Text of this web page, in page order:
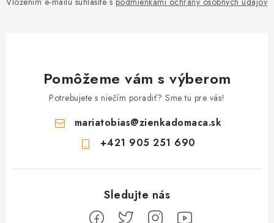
Pomôžeme vám s výberom
Potrebujete s niečím poradiť? Sme tu pre vás!
mariatobias@zienkadomaca.sk
+421 905 251 690